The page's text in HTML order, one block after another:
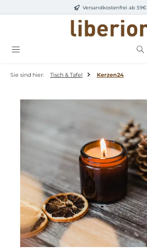
Zum Hauptinhalt springenVersandkostenfrei ab 59€
Sie sind hier: Tisch & Tafel Kerzen24